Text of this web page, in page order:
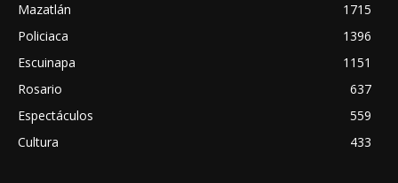
Mazatlán
1715
Policiaca
1396
Escuinapa
1151
Rosario
637
Espectáculos
559
Cultura
433